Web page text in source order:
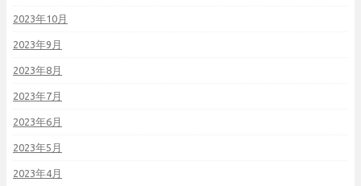
2023年10月
2023年9月
2023年8月
2023年7月
2023年6月
2023年5月
2023年4月